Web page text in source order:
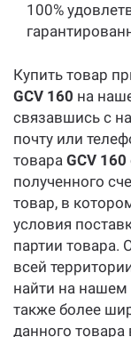
100%
Купить товар
GCV 160 на
связавшись с
почту или
товара GCV 160
полученного
товар, в
условия
партии товара.
всей
найти на нашем
также более
данного товара